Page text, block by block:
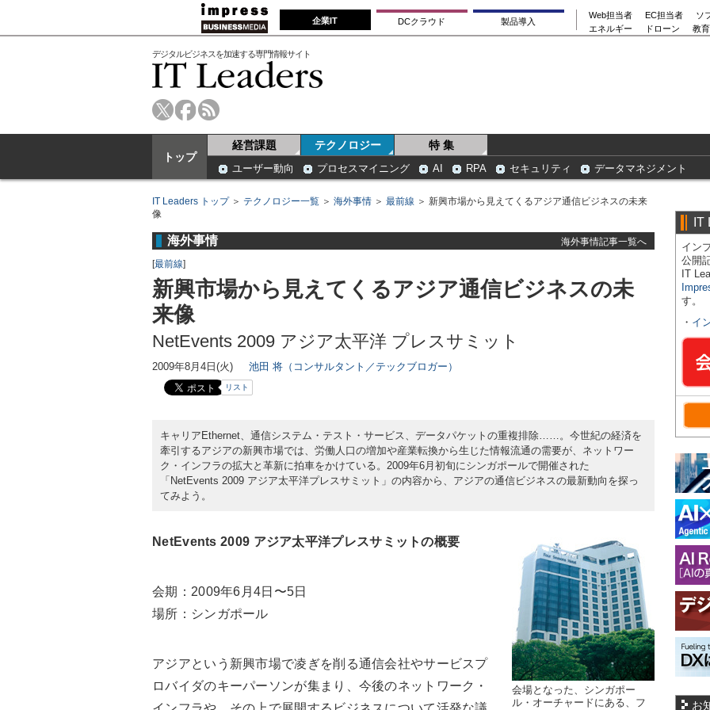
企業IT DCクラウド 製品導入
Web担当者 EC担当者
ソ
エネルギー
ドローン 教
デジタルビジネスを加速する専門情報サイト
トップ
経営課題 テクノロジー 特 集
ユーザー動向 プロセスマイニング AI RPA セキュリティ データマネジメント
IT Leaders トップ＞ テクノロジー一覧 ＞ 海外事情 ＞ 最前線 ＞ 新興市場から見えてくるアジア通信ビジネスの未来
像
海外事情
海外事情記事一覧へ
[最前線]
新興市場から見えてくるアジア通信ビジネスの未
来像
NetEvents 2009 アジア太平洋 プレスサミット
2009年8月4日(火) 池田 将（コンサルタント／テックブロガー）
リスト
キャリアEthernet、通信システム・テスト・サービス、データパケットの重複排除……。今世紀の経済を
牽引するアジアの新興市場では、労働人口の増加や産業転換から生じた情報流通の需要が、ネットワー
ク・インフラの拡大と革新に拍車をかけている。2009年6月初旬にシンガポールで開催された
「NetEvents 2009 アジア太平洋プレスサミット」の内容から、アジアの通信ビジネスの最新動向を探っ
てみよう。
会場となった、シンガポー
ル・オーチャードにある、フ
NetEvents 2009 アジア太平洋プレスサミットの概要
会期：2009年6月4日〜5日
場所：シンガポール
アジアという新興市場で凌ぎを削る通信会社やサービスプ
ロバイダのキーパーソンが集まり、今後のネットワーク・
IT
イン
公開
IT
す。
・ イ
お